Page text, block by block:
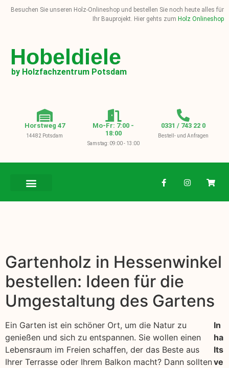
Besuchen Sie unseren Holz-Onlineshop und bestellen Sie noch heute alles für
Ihr Bauprojekt. Hier gehts zum Holz Onlineshop
Hobeldiele
by Holzfachzentrum Potsdam
Horstweg 47
14482 Potsdam
Mo-Fr: 7:00 -
18:00
Samstag: 09:00 - 13:00
0331 / 743 22 0
Bestell- und Anfragen
Gartenholz in Hessenwinkel
bestellen: Ideen für die
Umgestaltung des Gartens
Ein Garten ist ein schöner Ort, um die Natur zu
genießen und sich zu entspannen. Sie wollen einen
Lebensraum im Freien schaffen, der das Beste aus
Ihrer Terrasse oder Ihrem Balkon macht? Dann sollten
In
ha
lts
ve